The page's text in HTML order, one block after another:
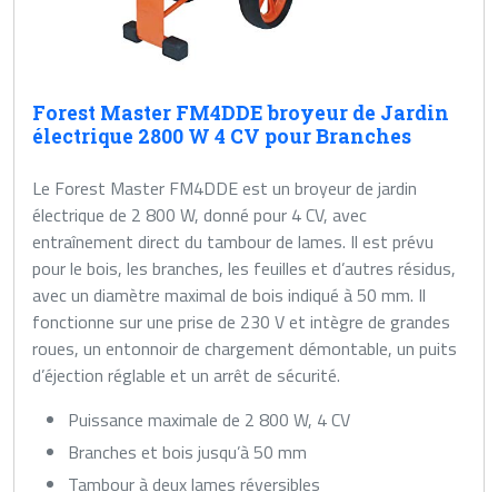
Forest Master FM4DDE broyeur de Jardin
électrique 2800 W 4 CV pour Branches
Le Forest Master FM4DDE est un broyeur de jardin
électrique de 2 800 W, donné pour 4 CV, avec
entraînement direct du tambour de lames. Il est prévu
pour le bois, les branches, les feuilles et d’autres résidus,
avec un diamètre maximal de bois indiqué à 50 mm. Il
fonctionne sur une prise de 230 V et intègre de grandes
roues, un entonnoir de chargement démontable, un puits
d’éjection réglable et un arrêt de sécurité.
Puissance maximale de 2 800 W, 4 CV
Branches et bois jusqu’à 50 mm
Tambour à deux lames réversibles